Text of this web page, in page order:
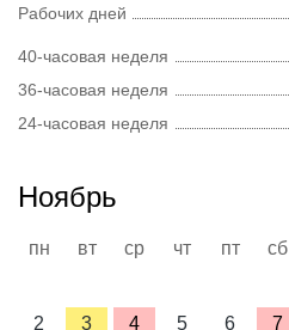
Рабочих дней
40-часовая неделя
36-часовая неделя
24-часовая неделя
Ноябрь
пн вт ср чт пт сб
2
3 4 5 6 7